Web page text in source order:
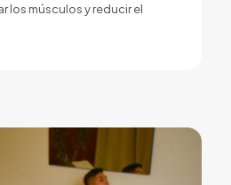
los músculos y reducir el